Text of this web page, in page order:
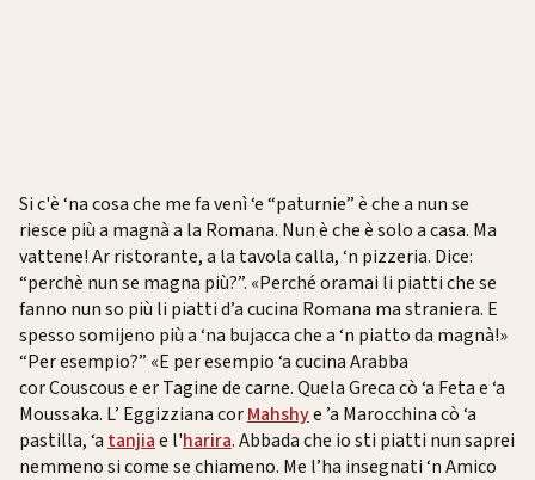
Si c'è ‘na cosa che me fa venì ‘e “paturnie” è che a nun se
riesce più a magnà a la Romana. Nun è che è solo a casa. Ma
vattene! Ar ristorante, a la tavola calla, ‘n pizzeria. Dice:
“perchè nun se magna più?”. «Perché oramai li piatti che se
fanno nun so più li piatti d’a cucina Romana ma straniera. E
spesso somijeno più a ‘na bujacca che a ‘n piatto da magnà!»
“Per esempio?” «E per esempio ‘a cucina Arabba
cor Couscous e er Tagine de carne. Quela Greca cò ‘a Feta e ‘a
Moussaka. L’ Eggizziana corMahshye ’a Marocchina cò ‘a
pastilla, ‘atanjiae l'harira. Abbada che io sti piatti nun saprei
nemmeno si come se chiameno. Me l’ha insegnati ‘n Amico